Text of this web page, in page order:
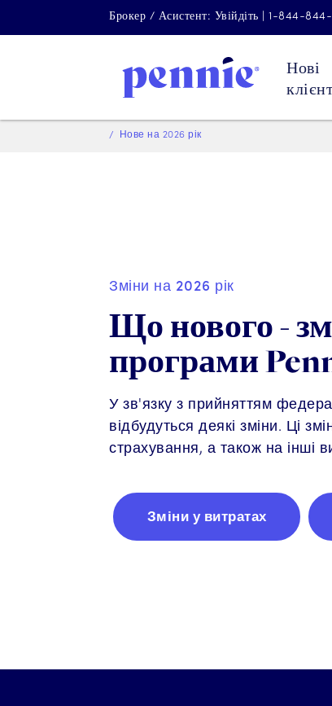
Брокер / Асистент: Увійдіть | 1-844-
Нові
Нове на 2026 рік
Зміни на 2026 рік
Що нового -
програми
У зв'язку з прийняттям
відбудуться деякі зміни. Ці
страхування, а також на інші
Зміни у витратах